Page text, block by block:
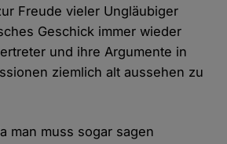
Freude vieler Ungläubiger
Geschick immer wieder
und ihre Argumente in
ziemlich alt aussehen zu
man muss sogar sagen